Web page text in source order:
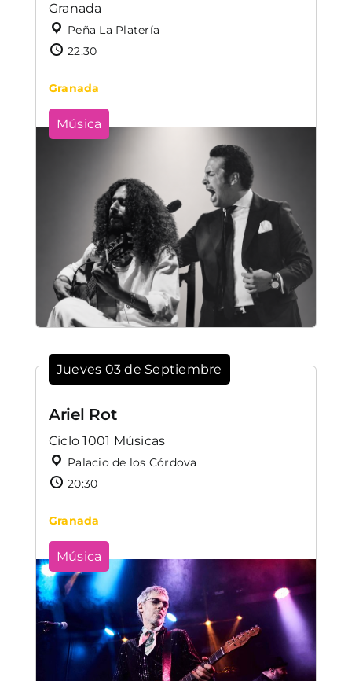
Granada
Peña La Platería
22:30
Granada
Música
Jueves 03 de Septiembre
Ariel Rot
Ciclo 1001 Músicas
Palacio de los Córdova
20:30
Granada
Música